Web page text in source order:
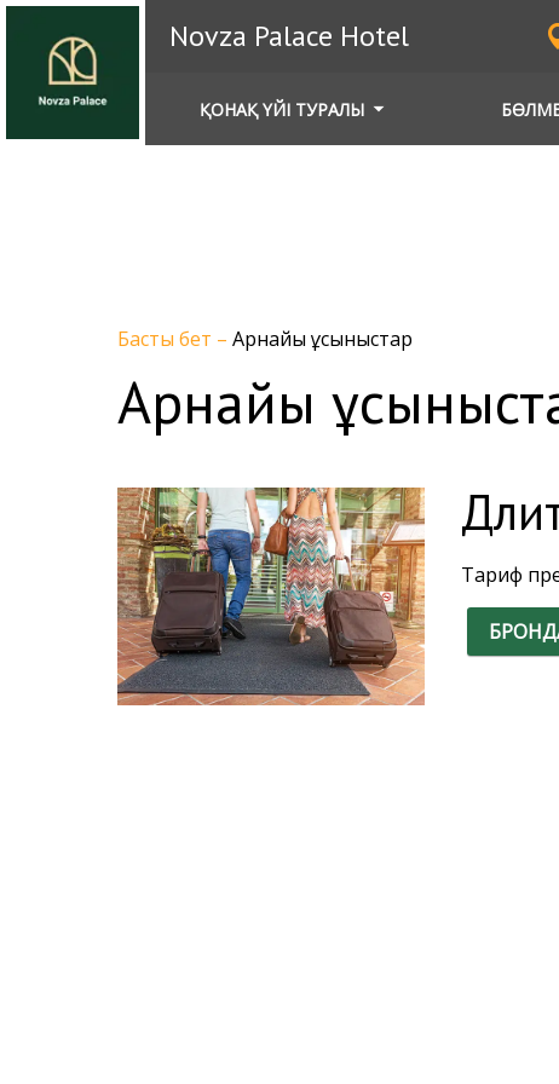
Novza Palace Hotel
ҚОНАҚ ҮЙІ ТУРАЛЫ
Басты бет – Арнайы ұсыныстар
Арнайы
Тариф